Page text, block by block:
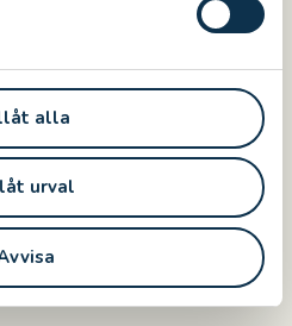
alla
urval
guidade turer